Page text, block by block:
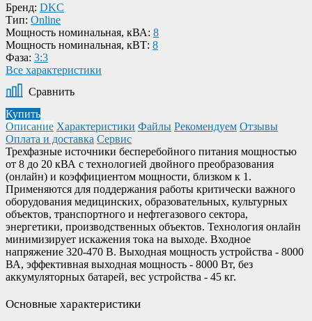
Бренд: DKC
Тип: Online
Мощность номинальная, кВА: 8
Мощность номинальная, кВТ: 8
Фаза: 3:3
Все характеристики
Сравнить
Купить
Описание Характеристики Файлы Рекомендуем Отзывы
Оплата и доставка Сервис
Трехфазные источники бесперебойного питания мощностью
от 8 до 20 кВА с технологией двойного преобразования
(онлайн) и коэффициентом мощности, близком к 1.
Применяются для поддержания работы критически важного
оборудования медицинских, образовательных, культурных
объектов, транспортного и нефтегазового сектора,
энергетики, производственных объектов. Технология онлайн
минимизирует искажения тока на выходе. Входное
напряжение 320-470 В. Выходная мощность устройства - 8000
ВА, эффективная выходная мощность - 8000 Вт, без
аккумуляторных батарей, вес устройства - 45 кг.
Основные характеристики